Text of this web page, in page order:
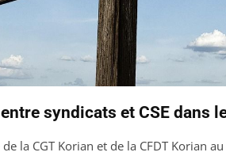
syndicats et CSE dans
la CGT Korian et de la CFDT Korian